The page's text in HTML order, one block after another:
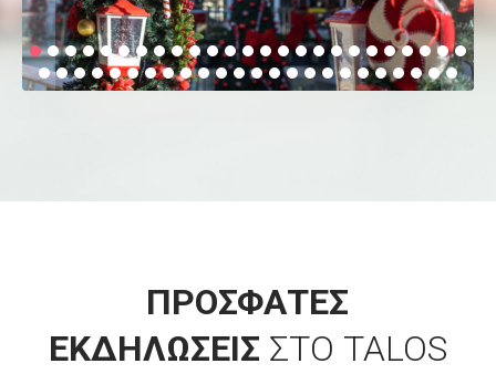
ΠΡΟΣΦΑΤΕΣ
ΕΚΔΗΛΩΣΕΙΣ ΣΤΟ TALOS